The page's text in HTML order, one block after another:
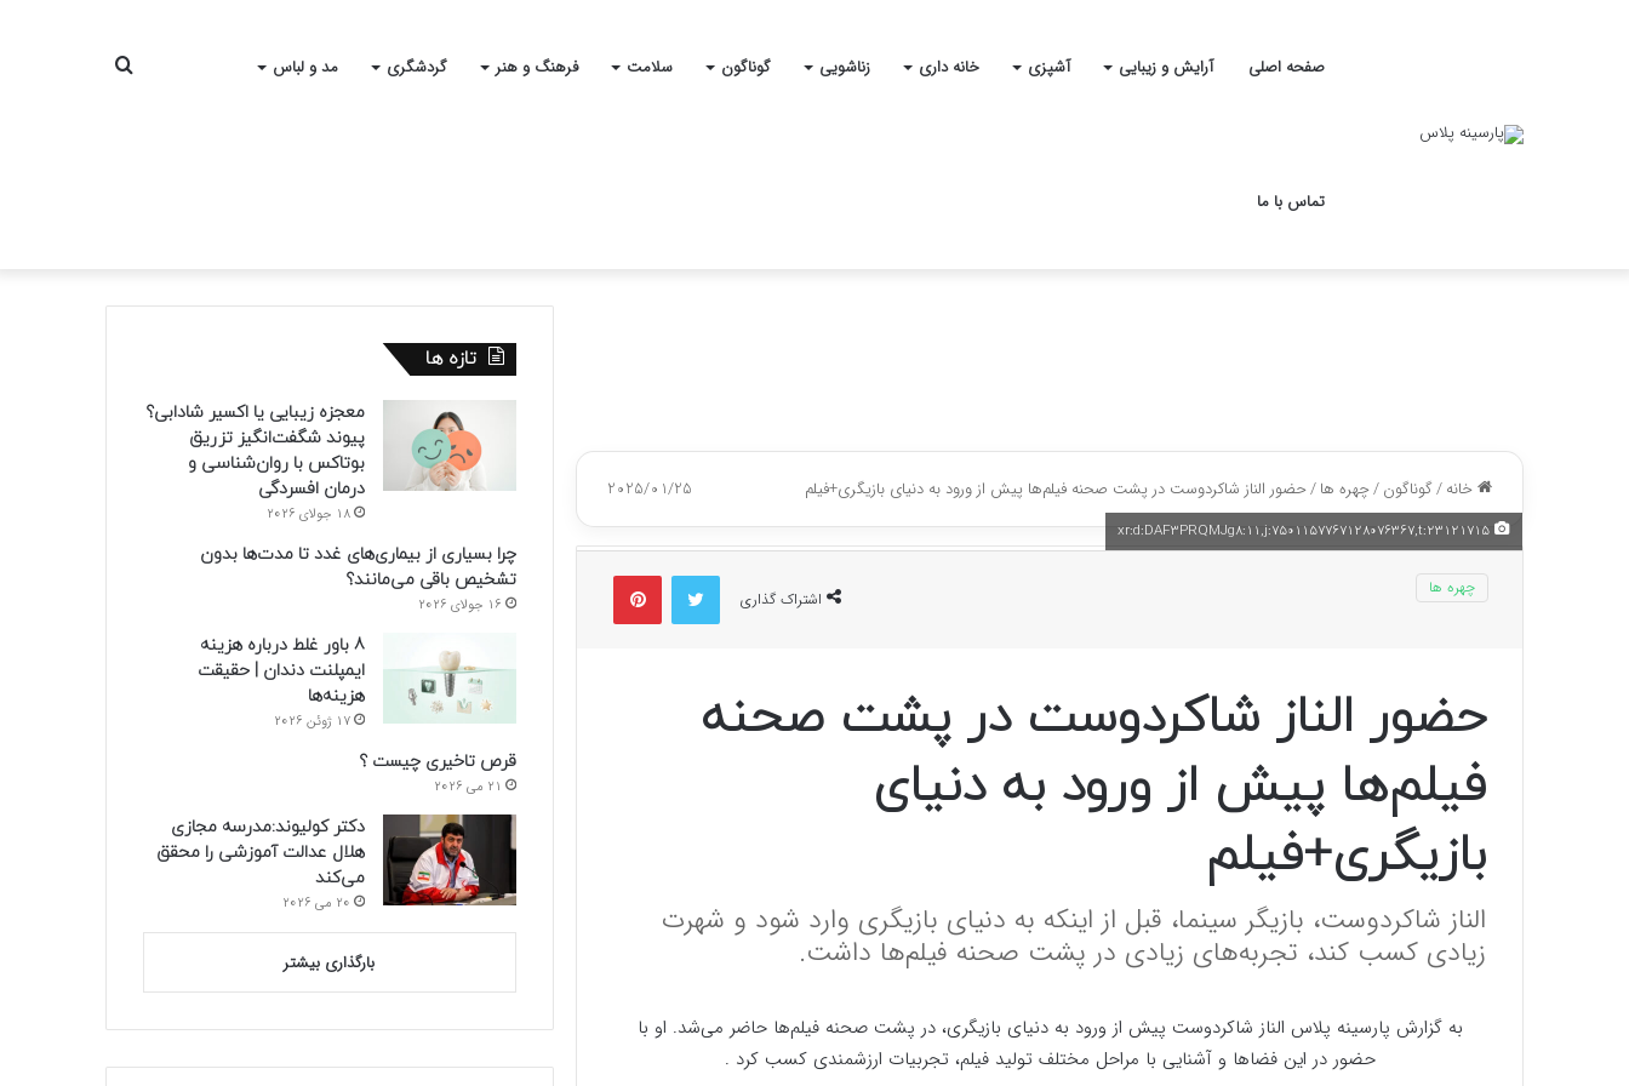
صفحه اصلی آرایش و زیبایی آشپزی خانه داری زناشویی گوناگون سلامت فرهنگ و هنر گردشگری مد و لباس
تماس با ما
جستجو
خانه/گوناگون/چهره ها/حضور الناز شاکردوست در پشت صحنه فیلم‌ها پیش از ورود به دنیای بازیگری+فیلم 2025/01/25
اشتراک گذاری
توییتر پینتریست
چهره ها
حضور الناز شاکردوست در پشت صحنه
فیلم‌ها پیش از ورود به دنیای
بازیگری+فیلم
الناز شاکردوست، بازیگر سینما، قبل از اینکه به دنیای بازیگری وارد شود و شهرت
زیادی کسب کند، تجربه‌های زیادی در پشت صحنه فیلم‌ها داشت.
به گزارش پارسینه پلاس الناز شاکردوست پیش از ورود به دنیای بازیگری، در پشت صحنه فیلم‌ها حاضر می‌شد. او با
حضور در این فضاها و آشنایی با مراحل مختلف تولید فیلم، تجربیات ارزشمندی کسب کرد .
تازه ها
معجزه زیبایی یا اکسیر شادابی؟
پیوند شگفت‌انگیز تزریق
بوتاکس با روان‌شناسی و
درمان افسردگی
18 جولای 2026
چرا بسیاری از بیماری‌های غدد تا مدت‌ها بدون
تشخیص باقی می‌مانند؟
16 جولای 2026
8 باور غلط درباره هزینه
ایمپلنت دندان | حقیقت
هزینه‌ها
17 ژوئن 2026
قرص تاخیری چیست ؟
21 می 2026
دکتر کولیوند:مدرسه مجازی
هلال عدالت آموزشی را محقق
می‌کند
20 می 2026
بارگذاری بیشتر